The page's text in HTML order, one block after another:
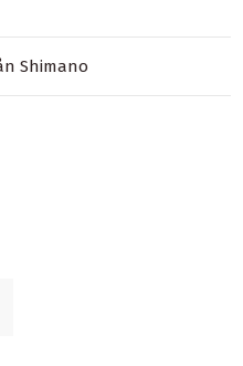
Shimano